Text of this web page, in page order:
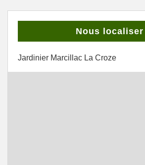
Nous localiser
Jardinier Marcillac La Croze